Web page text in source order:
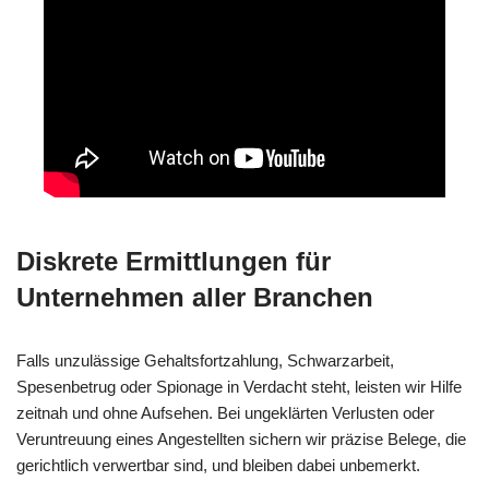
Diskrete Ermittlungen für
Unternehmen aller Branchen
Falls unzulässige Gehaltsfortzahlung, Schwarzarbeit,
Spesenbetrug oder Spionage in Verdacht steht, leisten wir Hilfe
zeitnah und ohne Aufsehen. Bei ungeklärten Verlusten oder
Veruntreuung eines Angestellten sichern wir präzise Belege, die
gerichtlich verwertbar sind, und bleiben dabei unbemerkt.